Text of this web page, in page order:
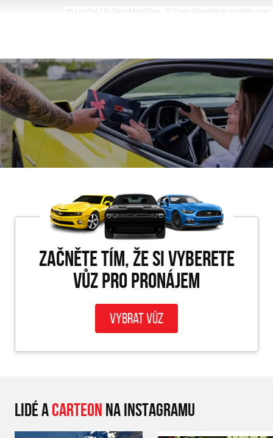
Leaflet | © OpenMapTiles © OpenStreetMap contributors
Začněte tím, že si vyberete
vůz pro PRONÁJEM
Vybrat vůz
LIDÉ ACARTEON NA INSTAGRAMU